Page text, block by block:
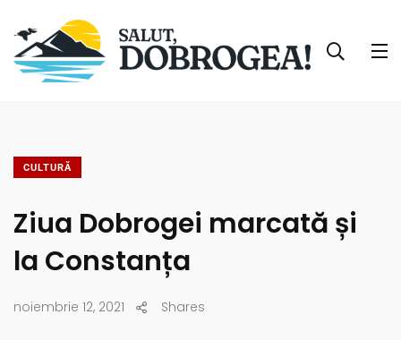
CULTURĂ
Ziua Dobrogei marcată și
la Constanța
noiembrie 12, 2021 Shares